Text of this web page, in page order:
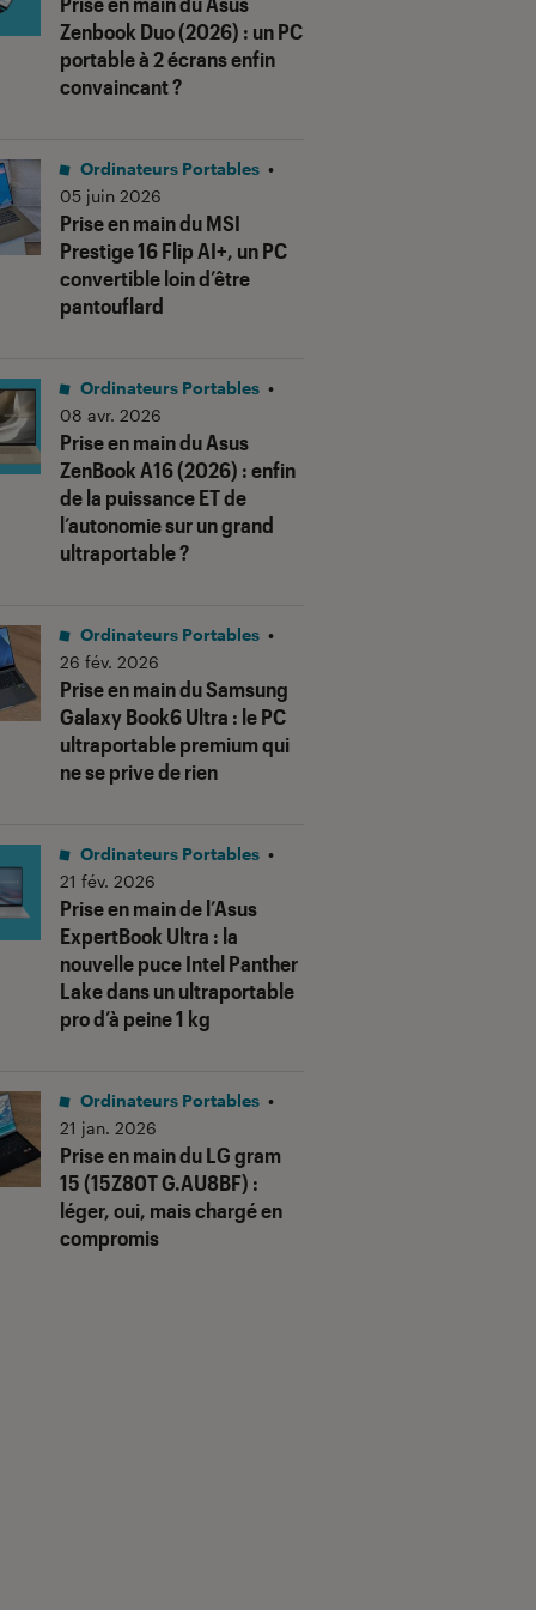
Zenbook Duo (2026) : un PC
portable à 2 écrans enfin
convaincant ?
Prise en main du MSI
Prestige 16 Flip AI+, un PC
convertible loin d’être
pantouflard
Ordinateurs Portables •
05 juin 2026
Prise en main du Asus
ZenBook A16 (2026) : enfin
de la puissance ET de
l’autonomie sur un grand
ultraportable ?
Ordinateurs Portables •
08 avr. 2026
Prise en main du Samsung
Galaxy Book6 Ultra : le PC
ultraportable premium qui
ne se prive de rien
Ordinateurs Portables •
26 fév. 2026
Prise en main de l’Asus
ExpertBook Ultra : la
nouvelle puce Intel Panther
Lake dans un ultraportable
pro d’à peine 1 kg
Ordinateurs Portables •
21 fév. 2026
Prise en main du LG gram
15 (15Z80T G.AU8BF) :
léger, oui, mais chargé en
compromis
Ordinateurs Portables •
21 jan. 2026